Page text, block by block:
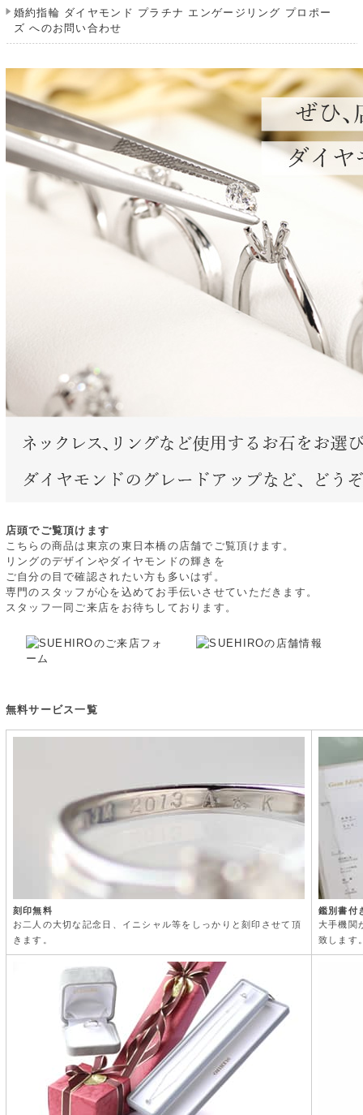
婚約指輪 ダイヤモンド プラチナ エンゲージリング プロポー
ズ へのお問い合わせ
店頭でご覧頂けます
こちらの商品は東京の東日本橋の店舗でご覧頂けます。
リングのデザインやダイヤモンドの輝きを
ご自分の目で確認されたい方も多いはず。
専門のスタッフが心を込めてお手伝いさせていただきます。
スタッフ一同ご来店をお待ちしております。
無料サービス一覧
刻印無料
お二人の大切な記念日、イニシャル等をしっかりと刻印させて頂
きます。
鑑別書付
大手機関
致します